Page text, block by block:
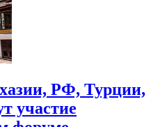
РФ, Турции,
участие